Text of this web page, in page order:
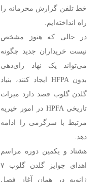
خط تلفن گزارش محرمانه را
راه انداخته‌ایم.
در حالی که هنوز مشخص
نیست خریداران جدید چگونه
می‌تواند یک نهاد رای‌دهی
بدون HFPA ایجاد کنند، بنیاد
گلدن گلوب قصد دارد میراث
تاریخی HPFA در امور خیریه
مرتبط با سرگرمی را ادامه
دهد.
هشتاد و یکمین دوره مراسم
اهدای جوایز گلدن گلوب ۷
ژانویه در همان آغاز فصل